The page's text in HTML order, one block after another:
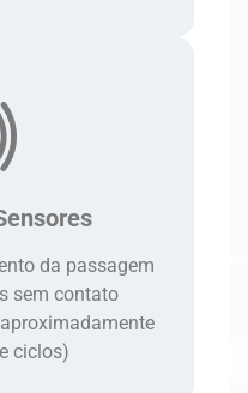
da passagem
sem contato
ciclos)